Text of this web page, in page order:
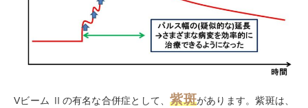
Vビーム Ⅱの有名な合併症として、紫斑があります。紫斑は、